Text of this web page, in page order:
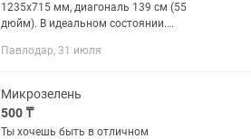
1235х715 мм, диагональ 139 см (55
дюйм). В идеальном состоянии.
UHD, выше чем Full HD. Есть курсор на
Павлодар, 31 июля
Микрозелень
500 ₸
Ты хочешь быть в отличном